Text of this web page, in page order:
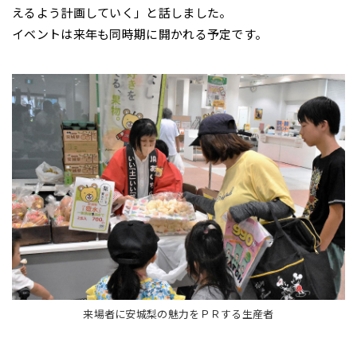
来場者に安城梨の魅力をＰＲする生産者
えるよう計画していく」と話しました。
イベントは来年も同時期に開かれる予定です。